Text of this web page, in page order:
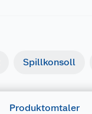
Spillkonsoll
Produktomtaler